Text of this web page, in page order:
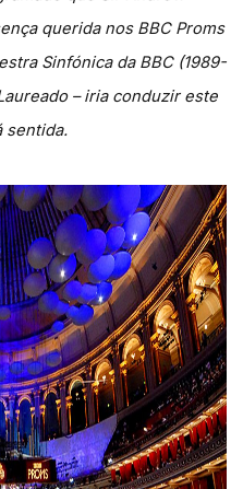
querida nos BBC Proms
Sinfónica da BBC (1989-
– iria conduzir este
sentida.